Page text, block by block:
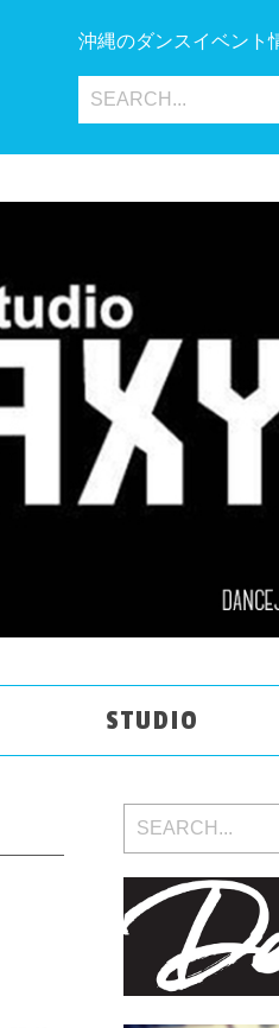
沖縄のダンスイベント
STUDIO